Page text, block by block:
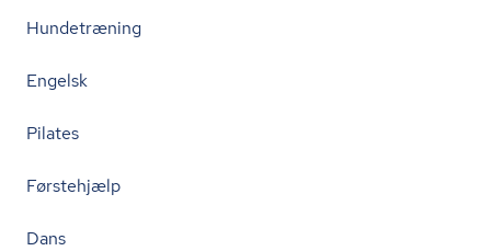
Hundetræning
Engelsk
Pilates
Førstehjælp
Dans